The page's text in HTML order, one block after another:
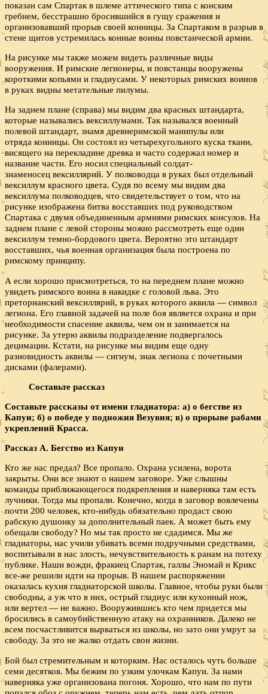
показан сам Спартак в шлеме аттического типа с конским
гребнем, бесстрашно бросившийся в гущу сражения и
организовавший прорыв своей конницы. За Спартаком в разрыв в
стене щитов устремилась конные воины повстанческой армии.
На рисунке мы также можем видеть различные виды
вооружения. И римские легионеры, и повстанцы вооружены
короткими копьями и гладиусами. У некоторых римских воинов
в руках видны метательные пилумы.
На заднем плане (справа) мы видим два красных штандарта,
которые назывались вексиллумами. Так назывался военный
полевой штандарт, знамя древнеримской манипулы или
отряда конницы. Он состоял из четырехугольного куска ткани,
висящего на перекладине древка и часто содержал номер и
название части. Его носил специальный солдат-
знаменосец вексиллярий. У полководца в руках был отдельный
вексиллум красного цвета. Судя по всему мы видим два
вексиллума полководцев, что свидетельствует о том, что на
рисунке изображена битва восставших под руководством
Спартака с двумя объединенным армиями римских консулов. На
заднем плане с левой стороны можно рассмотреть еще один
вексиллум темно-бордового цвета. Вероятно это штандарт
восставших, чья военная организация была построена по
римскому принципу.
А если хорошо присмотреться, то на переднем плане можно
увидеть римского воина в накидке с головой льва. Это
преторианский вексиллярий, в руках которого аквила — символ
легиона. Его главной задачей на поле боя является охрана и при
необходимости спасение аквилы, чем он и занимается на
рисунке. За утерю аквилы подразделение подвергалось
децимации. Кстати, на рисунке мы видим еще одну
разновидность аквилы — сигнум, знак легиона с почетными
дисками (фалерами).
Составьте рассказ
Составьте рассказы от имени гладиатора: а) о бегстве из
Капуи; б) о победе у подножия Везувия; в) о прорыве рабами
укреплений Красса.
Рассказ А. Бегство из Капуи
Кто же нас предал? Все пропало. Охрана усилена, ворота
закрыты. Они все знают о нашем заговоре. Уже слышны
команды приближающегося подкрепления и наверняка там есть
лучники. Тогда мы пропали. Конечно, когда в заговор вовлечены
почти 200 человек, кто-нибудь обязательно продаст свою
рабскую душонку за дополнительный паек. А может быть ему
обещали свободу? Но мы так просто не сдадимся. Мы же
гладиаторы, нас учили убивать всеми подручными средствами,
воспитывали в нас злость, нечувствительность к ранам на потеху
публике. Наши вожди, фракиец Спартак, галлы Эномай и Крикс
все-же решили идти на прорыв. В нашем распоряжении
оказалась кухня гладиаторской школы. Главное, чтобы руки были
свободны, а уж что в них, острый гладиус или кухонный нож,
или вертел — не важно. Вооружившись кто чем придется мы
бросились в самоубийственную атаку на охранников. Далеко не
всем посчастливится вырваться из школы, но зато они умрут за
свободу. За это не жалко отдать свои жизни.
Бой был стремительным и которким. Нас осталось чуть больше
семи десятков. Мы бежим по узким улочкам Капуи. За нами
наверняка уже организована погоня. Хорошо, что нам по пути